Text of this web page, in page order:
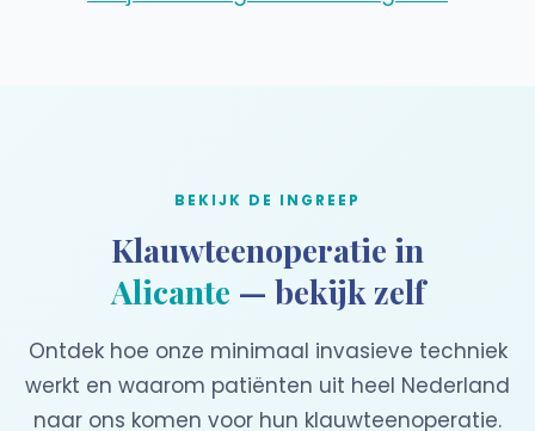
BEKIJK DE INGREEP
Klauwteenoperatie in
Alicante — bekijk zelf
Ontdek hoe onze minimaal invasieve techniek
werkt en waarom patiënten uit heel Nederland
naar ons komen voor hun klauwteenoperatie.